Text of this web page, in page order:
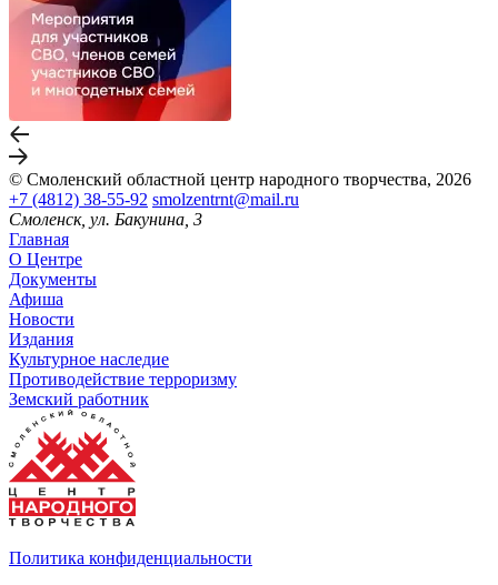
© Смоленский областной центр народного творчества, 2026
+7 (4812) 38-55-92 smolzentrnt@mail.ru
Смоленск, ул. Бакунина, 3
Главная
О Центре
Документы
Афиша
Новости
Издания
Культурное наследие
Противодействие терроризму
Земский работник
Политика конфиденциальности